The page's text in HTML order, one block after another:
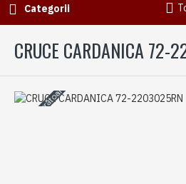
Categorii
CRUCE CARDANICA 72-
3-5 zile lucrătoare